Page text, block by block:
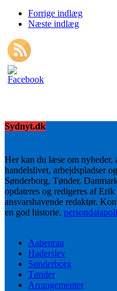
Forrige indlæg
Næste indlæg
Sydnyt.dk
Her kan du læse om nyheder,
handelslivet, arbejdspladser
Sønderborg, Tønder,
opdateres og redigeres af
ansvarshavende redaktør.
en god historie.
Aabenraa
Haderslev
Sønderborg
Tønder
Arrangementer